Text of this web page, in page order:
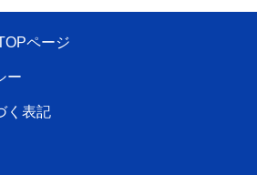
ページ
ー
く表記